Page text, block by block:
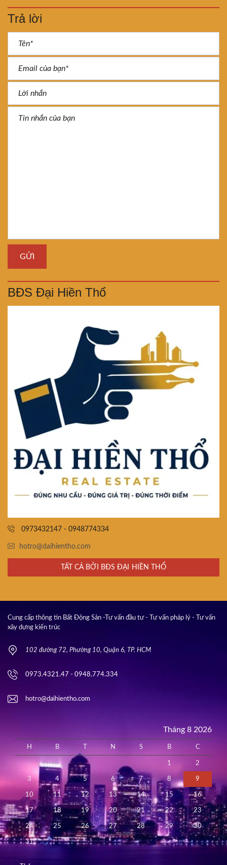
Trả lời
BĐS Đại Hiền Thổ
0973432147 - 0948774334
hotro@daihientho.com
TẤT CẢ BỞI BĐS ĐẠI HIỀN THỔ
Cung cấp thông tin Bất Động Sản -Tư vấn đầu tư - Tư vấn pháp lý - Tư vấn
xây dựng kiến trúc
102 đường 72, Phường 10, Quận 6, TP. HCM
0973.4321.47 - 0948.774.334
hotro@daihientho.com
Tháng 8 2026
H B N S B C
1 2
3 4 5 6 7 8 9
10 11 12 13 14 15 16
17 18 19 20 21 22 23
24 25 26 27 28 29 30
31